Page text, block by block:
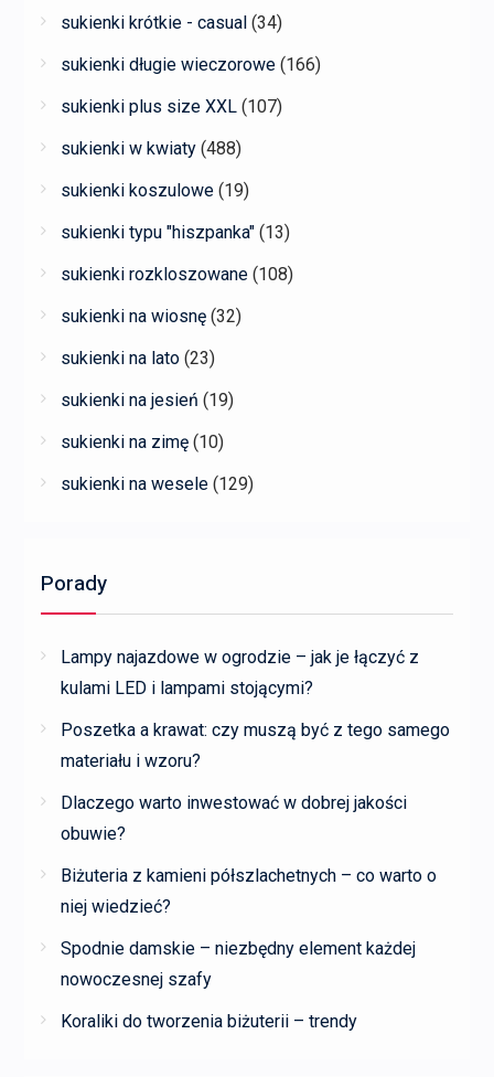
sukienki krótkie - casual (34)
sukienki długie wieczorowe (166)
sukienki plus size XXL (107)
sukienki w kwiaty (488)
sukienki koszulowe (19)
sukienki typu "hiszpanka" (13)
sukienki rozkloszowane (108)
sukienki na wiosnę (32)
sukienki na lato (23)
sukienki na jesień (19)
sukienki na zimę (10)
sukienki na wesele (129)
Porady
Lampy najazdowe w ogrodzie – jak je łączyć z
kulami LED i lampami stojącymi?
Poszetka a krawat: czy muszą być z tego samego
materiału i wzoru?
Dlaczego warto inwestować w dobrej jakości
obuwie?
Biżuteria z kamieni półszlachetnych – co warto o
niej wiedzieć?
Spodnie damskie – niezbędny element każdej
nowoczesnej szafy
Koraliki do tworzenia biżuterii – trendy